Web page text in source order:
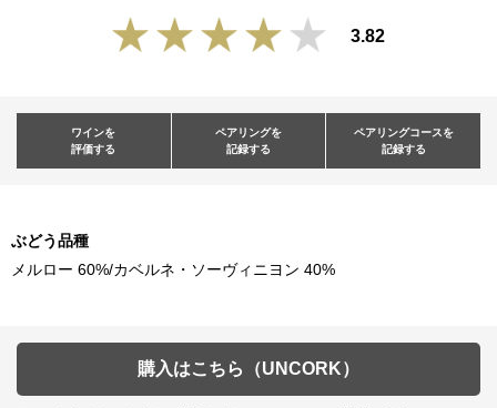
3.82
ワインを
評価する
ペアリングを
記録する
ペアリングコースを
記録する
ぶどう品種
メルロー 60%/カベルネ・ソーヴィニヨン 40%
購入はこちら（UNCORK）